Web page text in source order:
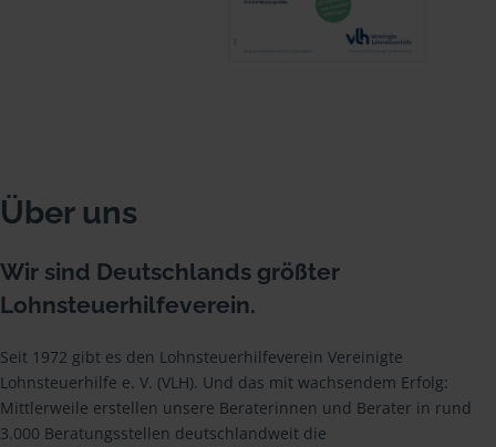
Über uns
Wir sind Deutschlands größter
Lohnsteuerhilfeverein.
Seit 1972 gibt es den Lohnsteuerhilfeverein Vereinigte
Lohnsteuerhilfe e. V. (VLH). Und das mit wachsendem Erfolg:
Mittlerweile erstellen unsere Beraterinnen und Berater in rund
3.000 Beratungsstellen deutschlandweit die